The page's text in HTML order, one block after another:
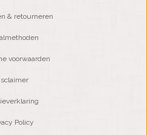
& retourneren
voorwaarden
Policy